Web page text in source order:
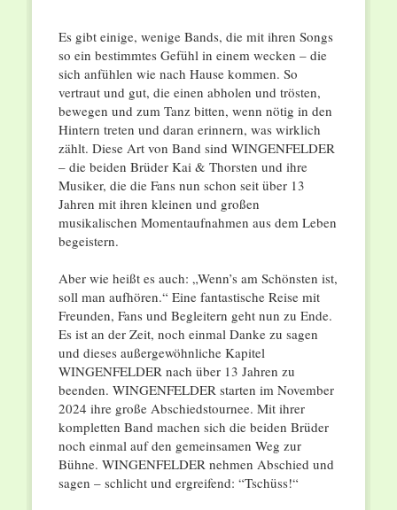
Es gibt einige, wenige Bands, die mit ihren Songs
so ein bestimmtes Gefühl in einem wecken – die
sich anfühlen wie nach Hause kommen. So
vertraut und gut, die einen abholen und trösten,
bewegen und zum Tanz bitten, wenn nötig in den
Hintern treten und daran erinnern, was wirklich
zählt. Diese Art von Band sind WINGENFELDER
– die beiden Brüder Kai & Thorsten und ihre
Musiker, die die Fans nun schon seit über 13
Jahren mit ihren kleinen und großen
musikalischen Momentaufnahmen aus dem Leben
begeistern.
Aber wie heißt es auch: „Wenn’s am Schönsten ist,
soll man aufhören.“ Eine fantastische Reise mit
Freunden, Fans und Begleitern geht nun zu Ende.
Es ist an der Zeit, noch einmal Danke zu sagen
und dieses außergewöhnliche Kapitel
WINGENFELDER nach über 13 Jahren zu
beenden. WINGENFELDER starten im November
2024 ihre große Abschiedstournee. Mit ihrer
kompletten Band machen sich die beiden Brüder
noch einmal auf den gemeinsamen Weg zur
Bühne. WINGENFELDER nehmen Abschied und
sagen – schlicht und ergreifend: “Tschüss!“